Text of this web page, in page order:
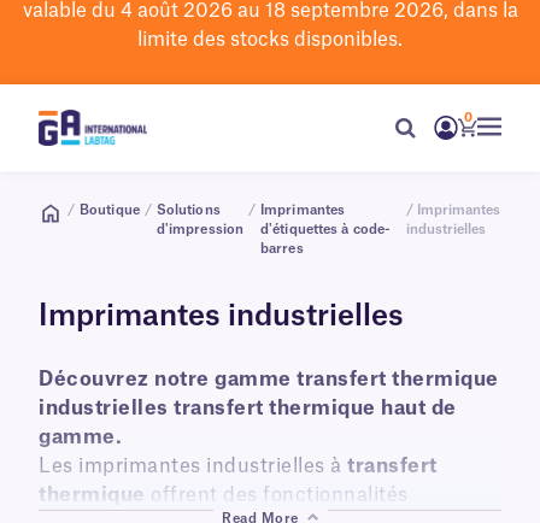
valable du 4 août 2026 au 18 septembre 2026, dans la
limite des stocks disponibles.
0
/ Boutique / Solutions
d'impression
/
Imprimantes
d'étiquettes à code-
barres
/ Imprimantes
industrielles
Imprimantes industrielles
Découvrez notre gamme transfert thermique
industrielles transfert thermique haut de
gamme.
Les imprimantes industrielles à transfert
thermique offrent des fonctionnalités
Read More